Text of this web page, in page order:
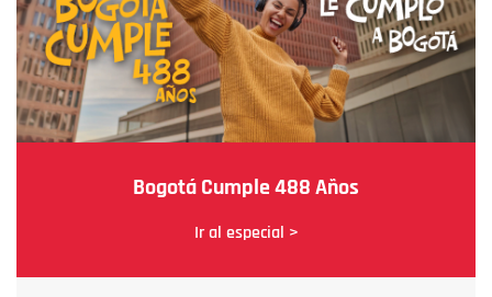
Bogotá Cumple 488 Años
Ir al especial >